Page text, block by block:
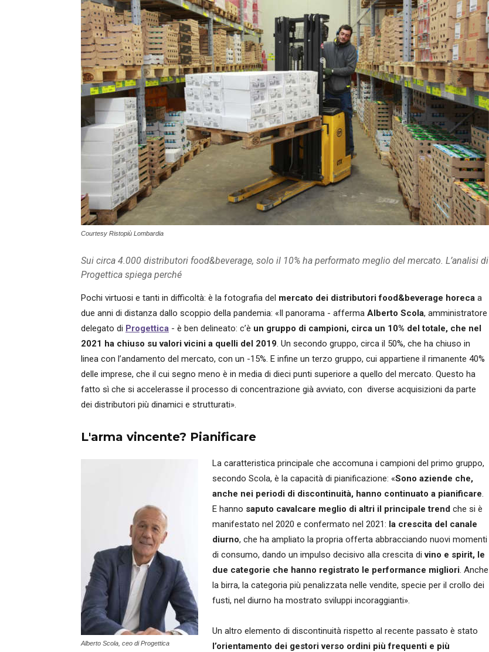
Courtesy Ristopiù Lombardia
Sui circa 4.000 distributori food&beverage, solo il 10% ha performato meglio del mercato. L’analisi di
Progettica spiega perché
Pochi virtuosi e tanti in difficoltà: è la fotografia del mercato dei distributori food&beverage horeca a
due anni di distanza dallo scoppio della pandemia: «Il panorama - afferma Alberto Scola, amministratore
delegato di Progettica - è ben delineato: c’è un gruppo di campioni, circa un 10% del totale, che nel
2021 ha chiuso su valori vicini a quelli del 2019. Un secondo gruppo, circa il 50%, che ha chiuso in
linea con l’andamento del mercato, con un -15%. E infine un terzo gruppo, cui appartiene il rimanente 40%
delle imprese, che il cui segno meno è in media di dieci punti superiore a quello del mercato. Questo ha
fatto sì che si accelerasse il processo di concentrazione già avviato, con diverse acquisizioni da parte
dei distributori più dinamici e strutturati».
L'arma vincente? Pianificare
Alberto Scola, ceo di Progettica
La caratteristica principale che accomuna i campioni del primo gruppo,
secondo Scola, è la capacità di pianificazione: «Sono aziende che,
anche nei periodi di discontinuità, hanno continuato a pianificare.
E hanno saputo cavalcare meglio di altri il principale trend che si è
manifestato nel 2020 e confermato nel 2021: la crescita del canale
diurno, che ha ampliato la propria offerta abbracciando nuovi momenti
di consumo, dando un impulso decisivo alla crescita divino e spirit, le
due categorie che hanno registrato le performance migliori. Anche
la birra, la categoria più penalizzata nelle vendite, specie per il crollo dei
fusti, nel diurno ha mostrato sviluppi incoraggianti».
Un altro elemento di discontinuità rispetto al recente passato è stato
l’orientamento dei gestori verso ordini più frequenti e più